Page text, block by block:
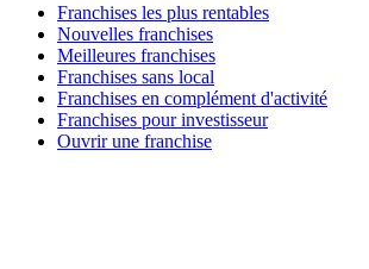
Franchises les plus rentables
Nouvelles franchises
Meilleures franchises
Franchises sans local
Franchises en complément d'activité
Franchises pour investisseur
Ouvrir une franchise